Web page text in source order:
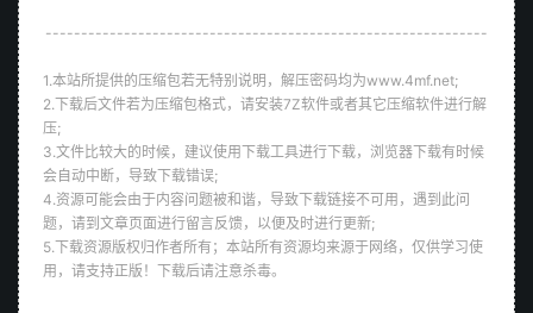
--------------------------------------------------------------
1.本站所提供的压缩包若无特别说明，解压密码均为www.4mf.net;
2.下载后文件若为压缩包格式，请安装7Z软件或者其它压缩软件进行解
压;
3.文件比较大的时候，建议使用下载工具进行下载，浏览器下载有时候
会自动中断，导致下载错误;
4.资源可能会由于内容问题被和谐，导致下载链接不可用，遇到此问
题，请到文章页面进行留言反馈，以便及时进行更新;
5.下载资源版权归作者所有；本站所有资源均来源于网络，仅供学习使
用，请支持正版！下载后请注意杀毒。